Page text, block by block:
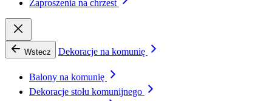
Zaproszenia na chrzest
Wstecz Dekoracje na komunię
Balony na komunię
Dekoracje stołu komunijnego